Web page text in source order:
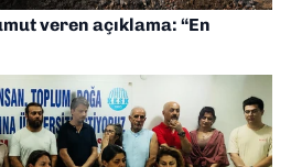
veren açıklama: “En